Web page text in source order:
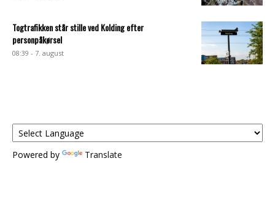
Togtrafikken står stille ved Kolding efter
personpåkørsel
08:39 - 7. august
Powered by Translate